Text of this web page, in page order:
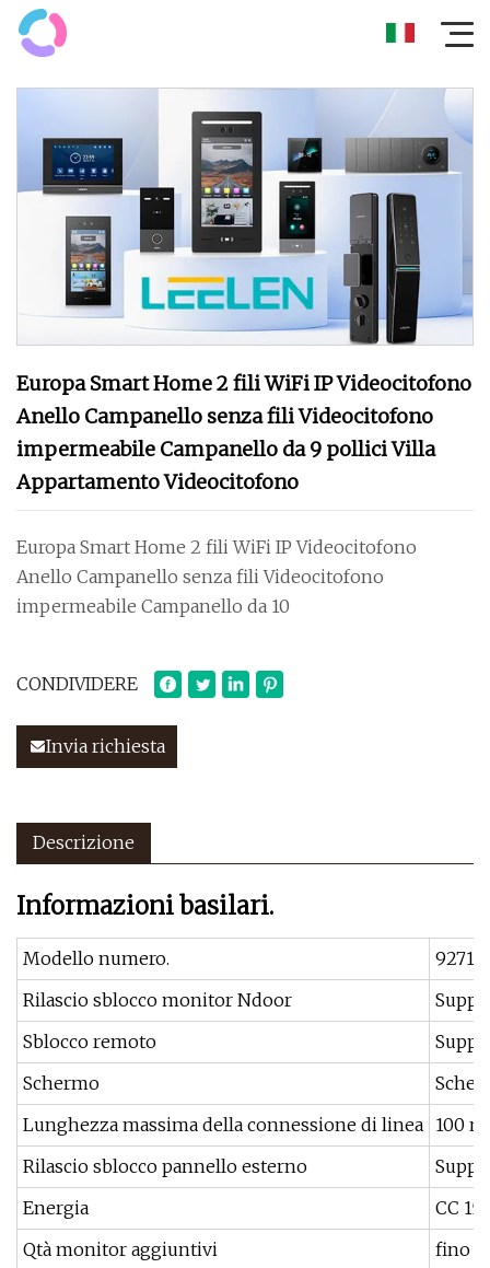
Europa Smart Home 2 fili WiFi IP Videocitofono
Anello Campanello senza fili Videocitofono
impermeabile Campanello da 9 pollici Villa
Appartamento Videocitofono
Europa Smart Home 2 fili WiFi IP Videocitofono
Anello Campanello senza fili Videocitofono
impermeabile Campanello da 10
CONDIVIDERE
Invia richiesta
Descrizione
Informazioni basilari.
Modello numero.
Rilascio sblocco monitor Ndoor
Sblocco remoto
Schermo
Lunghezza massima della connessione di linea 100
Rilascio sblocco pannello esterno
Energia
CC 15
Qtà monitor aggiuntivi
fino a